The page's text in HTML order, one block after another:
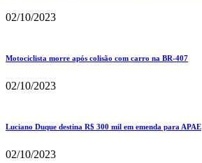
02/10/2023
Motociclista morre após colisão com carro na BR-407
02/10/2023
Luciano Duque destina R$ 300 mil em emenda para APAE
02/10/2023